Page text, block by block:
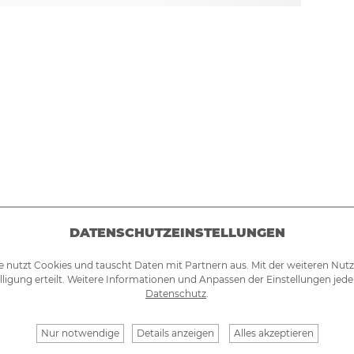
DATENSCHUTZEINSTELLUNGEN
nutzt Cookies und tauscht Daten mit Partnern aus. Mit der weiteren
erteilt. Weitere Informationen und Anpassen der Einstellungen
Datenschutz.
Nur notwendige Details anzeigen Alles akzeptieren